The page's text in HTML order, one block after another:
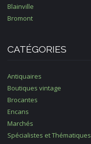
Blainville
Bromont
CATÉGORIES
Antiquaires
Boutiques vintage
Brocantes
Encans
Marchés
Spécialistes et Thématiques